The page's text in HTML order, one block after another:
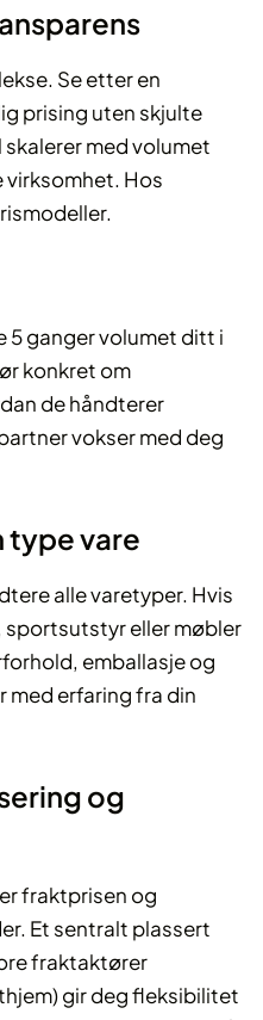
Se etter en
prising uten skjulte
med volumet
Hos
5 ganger volumet ditt i
konkret om
de håndterer
vokser med deg
type vare
alle varetyper. Hvis
eller møbler
emballasje og
med erfaring fra din
og
fraktprisen og
Et sentralt plassert
fraktaktører
gir deg fleksibilitet